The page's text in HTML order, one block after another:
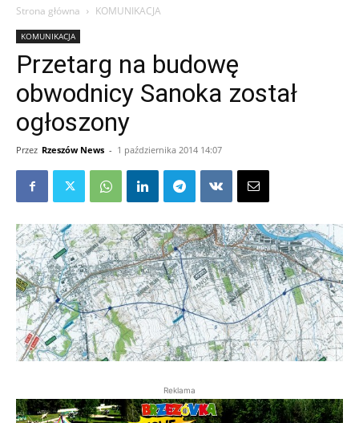
Strona główna KOMUNIKACJA
KOMUNIKACJA
Przetarg na budowę
obwodnicy Sanoka został
ogłoszony
Przez Rzeszów News - 1 października 2014 14:07
Reklama